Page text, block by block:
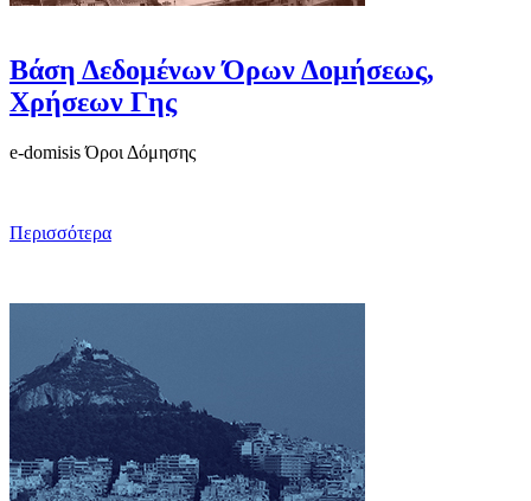
Βάση Δεδομένων Όρων Δομήσεως,
Χρήσεων Γης
e-domisis Όροι Δόμησης
Περισσότερα